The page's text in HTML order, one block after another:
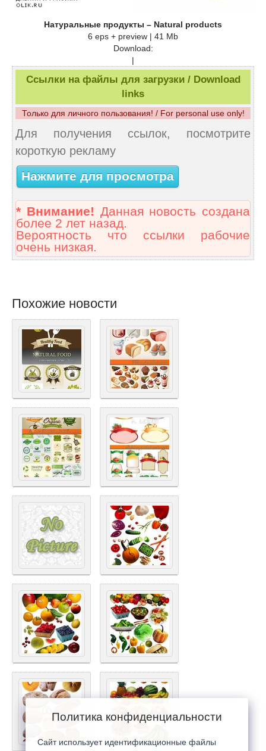
Натуральные продукты – Natural products
6 eps + preview | 41 Mb
Download:
|
Ссылки на файлы для загрузки / Download
links
Только для личного пользования! / For personal use only!
Для получения ссылок, посмотрите
короткую рекламу
Нажмите для просмотра
* Внимание! Данная новость создана
более 2 лет назад.
Вероятность что ссылки рабочие
очень низкая.
Похожие новости
Политика конфиденциальности
Сайт использует идентификационные файлы